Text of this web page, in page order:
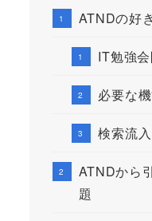
ATNDの好
IT勉強
必要な
検索流
ATNDから
題